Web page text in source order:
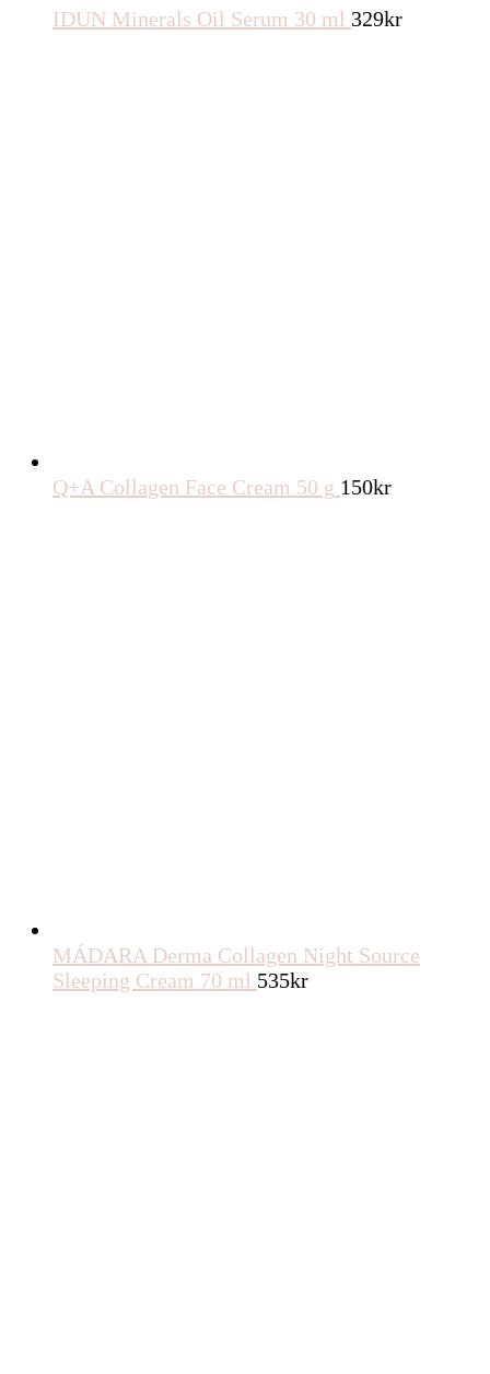
IDUN Minerals Oil Serum 30 ml 329kr
Q+A Collagen Face Cream 50 g 150kr
MÁDARA Derma Collagen Night Source
Sleeping Cream 70 ml 535kr